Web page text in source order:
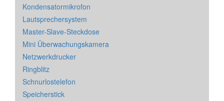
Kondensatormikrofon
Lautsprechersystem
Master-Slave-Steckdose
Mini Überwachungskamera
Netzwerkdrucker
Ringblitz
Schnurlostelefon
Speicherstick